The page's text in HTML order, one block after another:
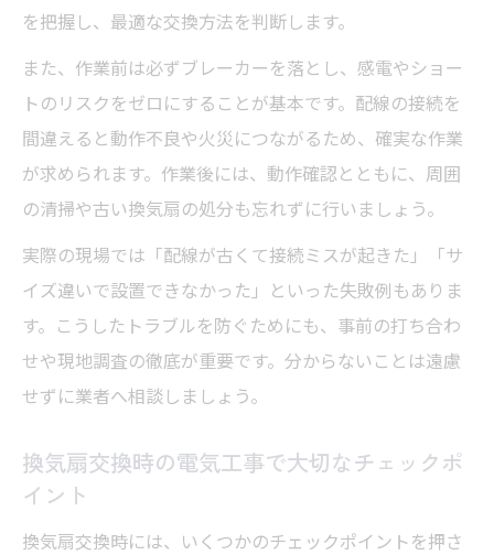
を把握し、最適な交換方法を判断します。
また、作業前は必ずブレーカーを落とし、感電やショー
トのリスクをゼロにすることが基本です。配線の接続を
間違えると動作不良や火災につながるため、確実な作業
が求められます。作業後には、動作確認とともに、周囲
の清掃や古い換気扇の処分も忘れずに行いましょう。
実際の現場では「配線が古くて接続ミスが起きた」「サ
イズ違いで設置できなかった」といった失敗例もありま
す。こうしたトラブルを防ぐためにも、事前の打ち合わ
せや現地調査の徹底が重要です。分からないことは遠慮
せずに業者へ相談しましょう。
換気扇交換時の電気工事で大切なチェックポ
イント
換気扇交換時には、いくつかのチェックポイントを押さ